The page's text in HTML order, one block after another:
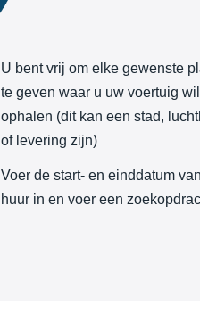
U bent vrij om elke gewenste
te geven waar u uw voertuig
ophalen (dit kan een stad,
of levering zijn)
Voer de start- en einddatum
huur in en voer een